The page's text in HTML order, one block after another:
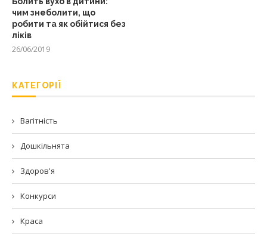
чим знеболити, що
робити та як обійтися без
ліків
26/06/2019
КАТЕГОРІЇ
Вагітність
Дошкільнята
Здоров'я
Конкурси
Краса